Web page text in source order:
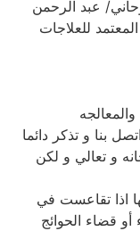
عبد الرحمن
للعلاجات
بنا و تذكر دائما
و تعالي و لكن
اذا تقاعست في
قضاء الحوائج